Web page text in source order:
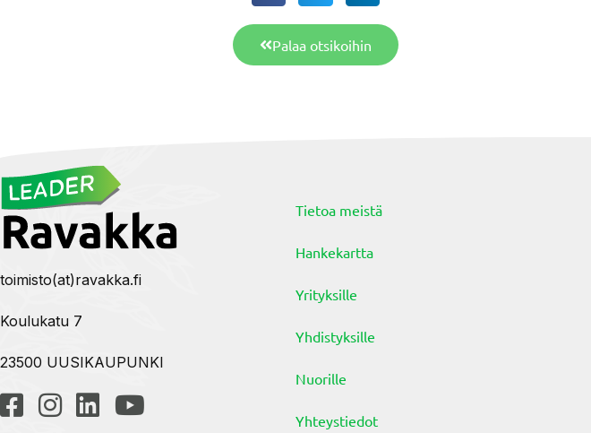
Palaa otsikoihin
toimisto(at)ravakka.fi
Koulukatu 7
23500 UUSIKAUPUNKI
Tietoa meistä
Hankekartta
Yrityksille
Yhdistyksille
Nuorille
Yhteystiedot